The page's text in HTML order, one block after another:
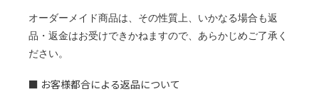
オーダーメイド商品は、その性質上、いかなる場合も返
品・返金はお受けできかねますので、あらかじめご了承く
ださい。
■ お客様都合による返品について